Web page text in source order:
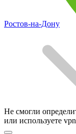
Ростов-на-Дону
Не смогли
или используете vpn